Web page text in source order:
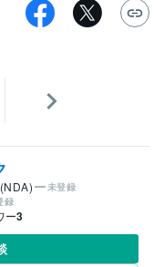
未登録
録
ー3